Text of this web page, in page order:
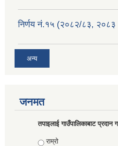
निर्णय नं.१५ (२०८२/८३,
अन्य
जनमत
तपाइलाई गाउँपालिकाबाट प्रदान
Choices
राम्रो